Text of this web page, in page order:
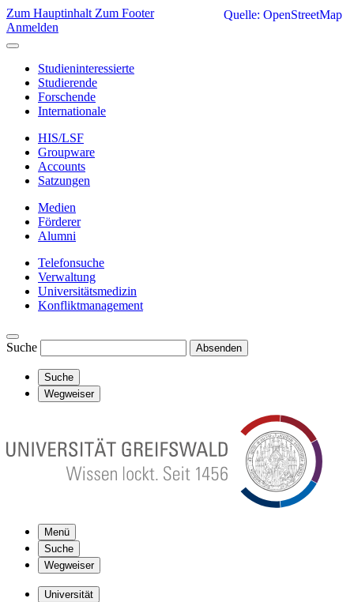
Zum Hauptinhalt Zum Footer
Anmelden
Studieninteressierte
Studierende
Forschende
Internationale
HIS/LSF
Groupware
Accounts
Satzungen
Medien
Förderer
Alumni
Telefonsuche
Verwaltung
Universitätsmedizin
Konfliktmanagement
Suche Absenden
Suche
Wegweiser
Menü
Suche
Wegweiser
Universität
Quelle: OpenStreetMap